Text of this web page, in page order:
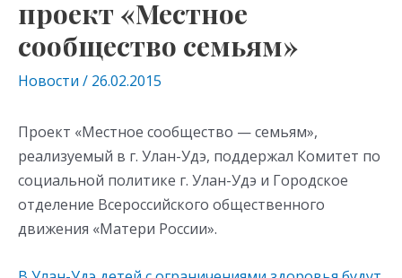
проект «Местное
сообщество семьям»
Новости / 26.02.2015
Проект «Местное сообщество — семьям»,
реализуемый в г. Улан-Удэ, поддержал Комитет по
социальной политике г. Улан-Удэ и Городское
отделение Всероссийского общественного
движения «Матери России».